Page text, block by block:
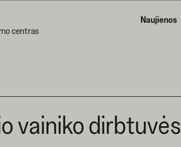
centras
Naujienos
vainiko dirbtuvės